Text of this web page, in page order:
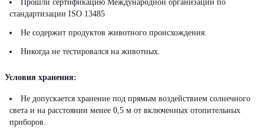
Прошли сертификацию Международной организации по
стандартизации ISO 13485
Не содержит продуктов животного происхождения.
Никогда не тестировался на животных.
Условия хранения:
Не допускается хранение под прямым воздействием солнечного
света и на расстоянии менее 0,5 м от включенных отопительных
приборов.